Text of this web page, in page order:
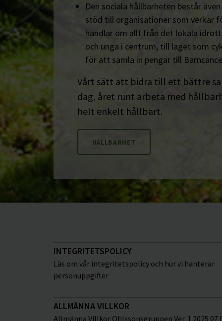
Den sociala hållbarheten består
stöd till organisationer som verkar
handlar om allt från det lokala
och unga i centrum, till laget som
för att samla in pengar till
Vårt sätt att bidra till ett bättre
dag, året runt arbeta med
helt enkelt hållbart.
HÅLLBARHET
INTEGRITETSPOLICY
Läs om vår integritetspolicy och hur vi hanterar
personuppgifter
ALLMÄNNA VILLKOR
Allmänna Villkor Ohlssonsgruppen Ver. 1 2025 07